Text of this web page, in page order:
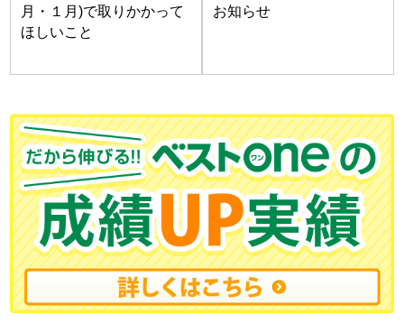
月・１月)で取りかかって
ほしいこと
お知らせ